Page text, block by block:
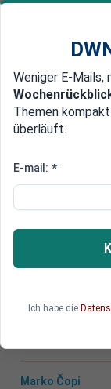
Newsticker
Edelmetalle
besser
Der neue
Liebe auf den
sparsamer
Marko Čopi
Weniger E-Mails,
Themen
überläuft.
E-mail: *
Ich habe die